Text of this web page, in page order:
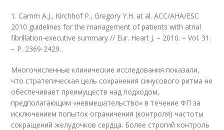
1. Camm A.J., Kirchhof P., Gregory Y.H. at al. ACC/AHA/ESC
2010 guidelines for the management of patients with atrial
fibrillation-executive summary // Eur. Heart J. – 2010. – Vol. 31.
– P. 2369-2429.
Многочисленные клинические исследования показали,
что стратегическая цель сохранения синусового ритма не
обеспечивает преимуществ над подходом,
предполагающим «невмешательство» в течение ФП за
исключением попыток ограничения (контроля) частоты
сокращений желудочков сердца. Более строгий контроль